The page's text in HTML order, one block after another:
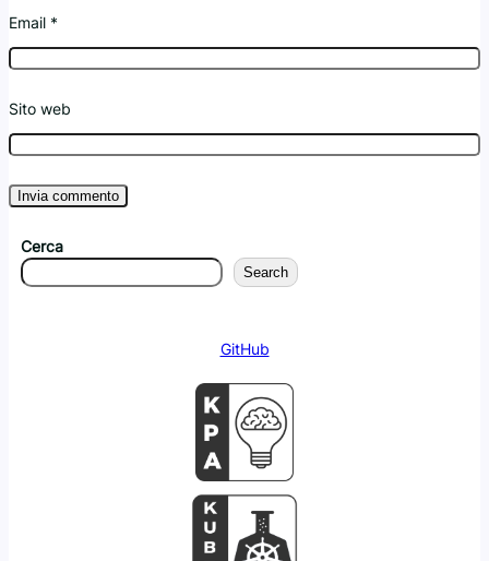
Email *
Sito web
Cerca
Search
GitHub